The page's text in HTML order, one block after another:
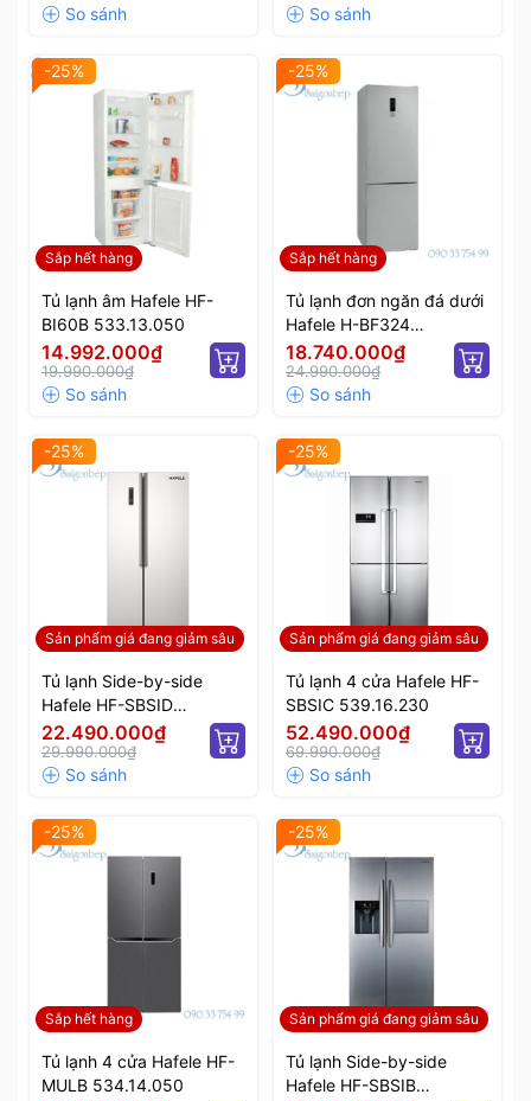
Sắp hết hàng
-25%
Tủ lạnh âm Hafele HF-
BI60B 533.13.050
14.992.000₫
19.990.000₫
Sắp hết hàng
-25%
Tủ lạnh đơn ngăn đá dưới
Hafele H-BF324
534.14.230
18.740.000₫
24.990.000₫
Sản phẩm giá đang giảm sâu
-25%
Tủ lạnh Side-by-side
Hafele HF-SBSID
534.14.020
22.490.000₫
29.990.000₫
Sản phẩm giá đang giảm sâu
-25%
Tủ lạnh 4 cửa Hafele HF-
SBSIC 539.16.230
52.490.000₫
69.990.000₫
Sắp hết hàng
-25%
Tủ lạnh 4 cửa Hafele HF-
MULB 534.14.050
Sản phẩm giá đang giảm sâu
-25%
Tủ lạnh Side-by-side
Hafele HF-SBSIB